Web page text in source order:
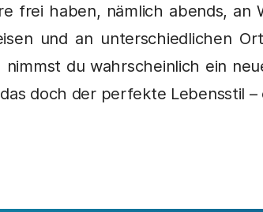
frei haben, nämlich abends, an
und an unterschiedlichen
du wahrscheinlich ein
doch der perfekte Lebensstil